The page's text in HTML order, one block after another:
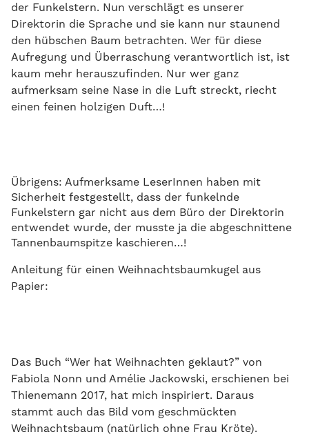
der Funkelstern. Nun verschlägt es unserer
Direktorin die Sprache und sie kann nur staunend
den hübschen Baum betrachten. Wer für diese
Aufregung und Überraschung verantwortlich ist, ist
kaum mehr herauszufinden. Nur wer ganz
aufmerksam seine Nase in die Luft streckt, riecht
einen feinen holzigen Duft…!
Übrigens: Aufmerksame LeserInnen haben mit
Sicherheit festgestellt, dass der funkelnde
Funkelstern gar nicht aus dem Büro der Direktorin
entwendet wurde, der musste ja die abgeschnittene
Tannenbaumspitze kaschieren…!
Anleitung für einen Weihnachtsbaumkugel aus
Papier:
Das Buch “Wer hat Weihnachten geklaut?” von
Fabiola Nonn und Amélie Jackowski, erschienen bei
Thienemann 2017, hat mich inspiriert. Daraus
stammt auch das Bild vom geschmückten
Weihnachtsbaum (natürlich ohne Frau Kröte).